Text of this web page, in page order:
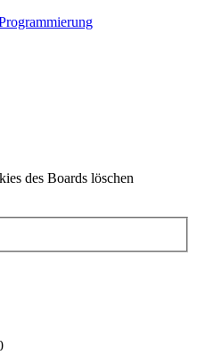
des Boards löschen